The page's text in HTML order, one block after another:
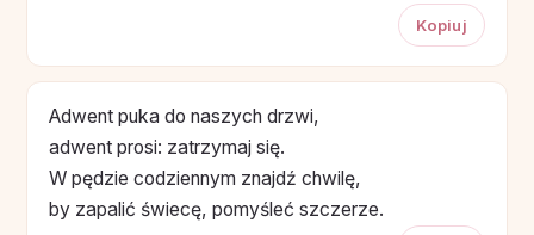
Kopiuj
Adwent puka do naszych drzwi,
adwent prosi: zatrzymaj się.
W pędzie codziennym znajdź chwilę,
by zapalić świecę, pomyśleć szczerze.